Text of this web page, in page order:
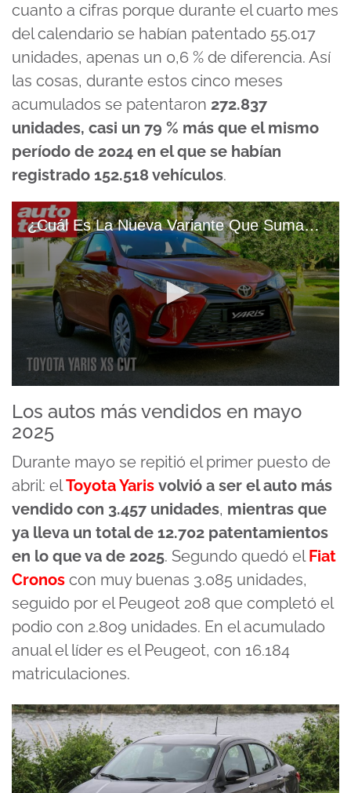
cuanto a cifras porque durante el cuarto mes
del calendario se habían patentado 55.017
unidades, apenas un 0,6 % de diferencia. Así
las cosas, durante estos cinco meses
acumulados se patentaron 272.837
unidades, casi un 79 % más que el mismo
período de 2024 en el que se habían
registrado 152.518 vehículos.
¿Cuál Es La Nueva Variante Que Suma El Toyota Yaris
seconds
of
1
minute,
55
seconds
Los autos más vendidos en mayo
2025
Durante mayo se repitió el primer puesto de
abril: elToyota Yaris volvió a ser el auto más
vendido con 3.457 unidades, mientras que
ya lleva un total de 12.702 patentamientos
en lo que va de 2025. Segundo quedó elFiat
Cronos con muy buenas 3.085 unidades,
seguido por el Peugeot 208 que completó el
podio con 2.809 unidades. En el acumulado
anual el líder es el Peugeot, con 16.184
matriculaciones.